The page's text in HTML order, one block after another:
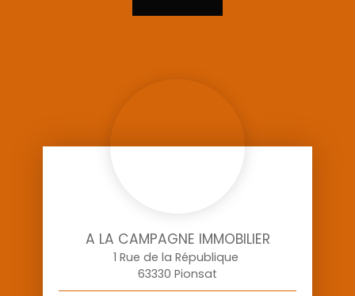
A LA CAMPAGNE IMMOBILIER
1 Rue de la République
63330 Pionsat